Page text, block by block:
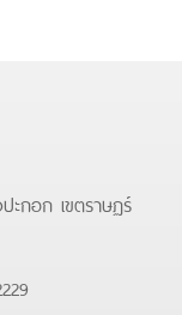
ะกอก เขตราษฏร์